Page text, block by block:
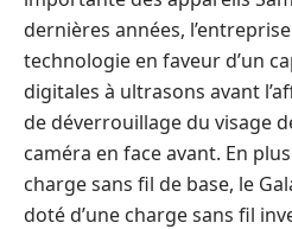
dernières années,
technologie en faveur d’un
digitales à ultrasons avant
de déverrouillage du visage
caméra en face avant. En
charge sans fil de base, le
doté d’une charge sans fil